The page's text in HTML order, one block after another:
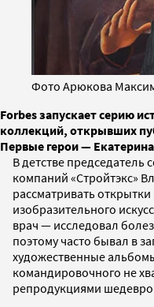
Фото Арюкова
Forbes запускает серию
коллекций, открывших
Первые герои —
В детстве председатель
компаний «Стройтэкс»
рассматривать
изобразительного
врач — исследовал
поэтому часто бывал в
художественные
командировочного не
репродукциями